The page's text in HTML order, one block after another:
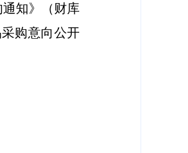
知》（财库
购意向公开